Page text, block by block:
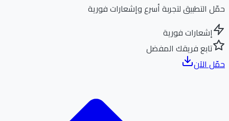
التطبيق لتجربة أسرع وإشعارات فورية
إشعارات فورية
تابع فريقك المفضل
الآن